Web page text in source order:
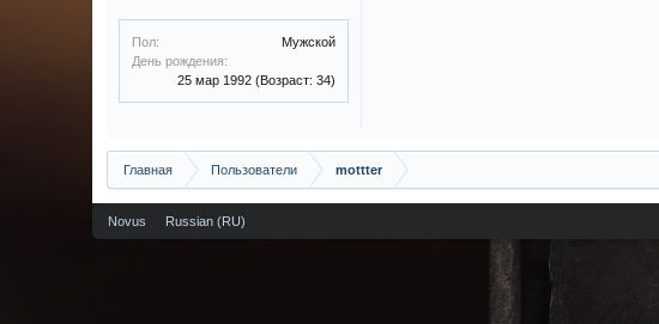
Пол:
Мужской
День рождения:
25 мар 1992 (Возраст: 34)
Главная Пользователи mottter
Novus Russian (RU)